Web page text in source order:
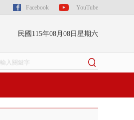
Facebook YouTube
民國115年08月08日星期六